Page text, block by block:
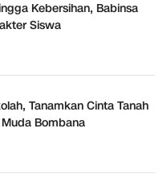
Kebersihan, Babinsa
Siswa
Tanamkan Cinta Tanah
Bombana